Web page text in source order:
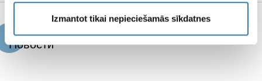
Izmantot tikai nepieciešamās sīkdatnes
Новости